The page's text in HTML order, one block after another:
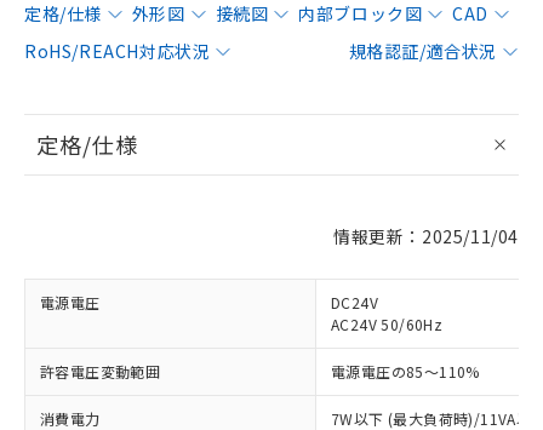
定格/仕様 外形図 接続図 内部ブロック図
CAD
RoHS/REACH対応状況
規格認証/適合状況
定格/仕様
情報更新：2025/11/04
電源電圧
DC24V
AC24V 50/60Hz
許容電圧変動範囲 電源電圧の85～110%
消費電力 7W以下 (最大負荷時)/11VA以